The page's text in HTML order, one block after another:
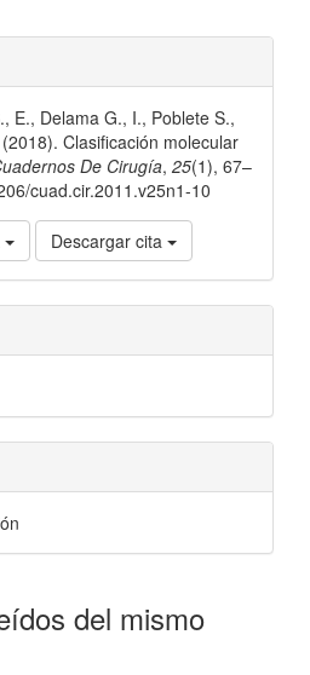
E., Delama G., I., Poblete S.,
Clasificación molecular
De Cirugía, 25(1), 67–
cuad.cir.2011.v25n1-10
Descargar cita
del mismo